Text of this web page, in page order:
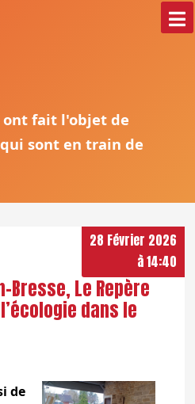
ont fait l'objet de
sont en train de
28 Février 2026
à 14:40
Bresse, Le Repère
dans le
de